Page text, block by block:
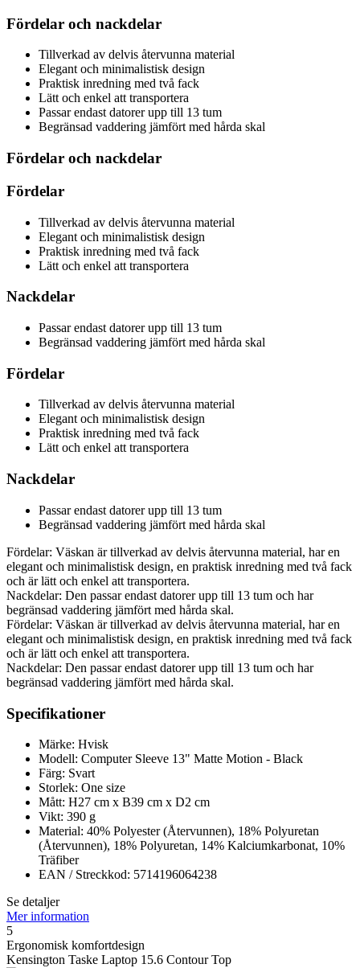
Fördelar och nackdelar
Tillverkad av delvis återvunna material
Elegant och minimalistisk design
Praktisk inredning med två fack
Lätt och enkel att transportera
Passar endast datorer upp till 13 tum
Begränsad vaddering jämfört med hårda skal
Fördelar och nackdelar
Fördelar
Tillverkad av delvis återvunna material
Elegant och minimalistisk design
Praktisk inredning med två fack
Lätt och enkel att transportera
Nackdelar
Passar endast datorer upp till 13 tum
Begränsad vaddering jämfört med hårda skal
Fördelar
Tillverkad av delvis återvunna material
Elegant och minimalistisk design
Praktisk inredning med två fack
Lätt och enkel att transportera
Nackdelar
Passar endast datorer upp till 13 tum
Begränsad vaddering jämfört med hårda skal
Fördelar: Väskan är tillverkad av delvis återvunna material, har en
elegant och minimalistisk design, en praktisk inredning med två fack
och är lätt och enkel att transportera.
Nackdelar: Den passar endast datorer upp till 13 tum och har
begränsad vaddering jämfört med hårda skal.
Fördelar: Väskan är tillverkad av delvis återvunna material, har en
elegant och minimalistisk design, en praktisk inredning med två fack
och är lätt och enkel att transportera.
Nackdelar: Den passar endast datorer upp till 13 tum och har
begränsad vaddering jämfört med hårda skal.
Specifikationer
Märke: Hvisk
Modell: Computer Sleeve 13" Matte Motion - Black
Färg: Svart
Storlek: One size
Mått: H27 cm x B39 cm x D2 cm
Vikt: 390 g
Material: 40% Polyester (Återvunnen), 18% Polyuretan
(Återvunnen), 18% Polyuretan, 14% Kalciumkarbonat, 10%
Träfiber
EAN / Streckkod: 5714196064238
Se detaljer
Mer information
5
Ergonomisk komfortdesign
Kensington Taske Laptop 15.6 Contour Top